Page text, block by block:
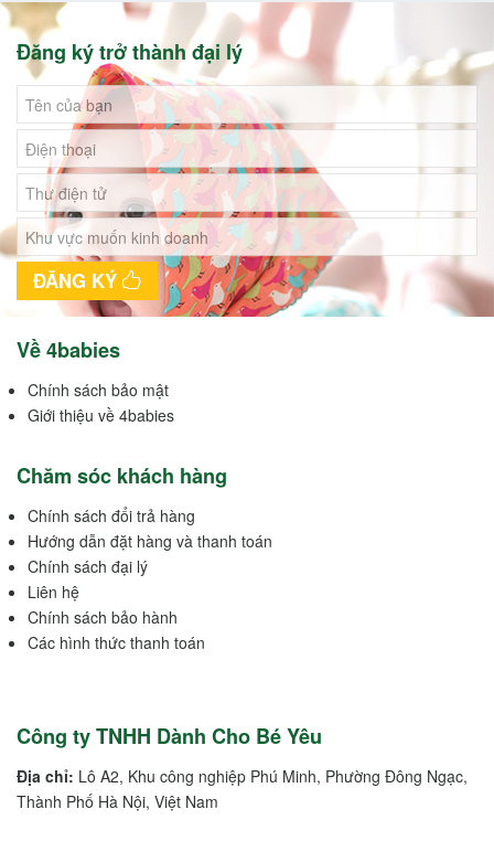
Đăng ký trở thành đại lý
ĐĂNG KÝ
Về 4babies
Chính sách bảo mật
Giới thiệu về 4babies
Chăm sóc khách hàng
Chính sách đổi trả hàng
Hướng dẫn đặt hàng và thanh toán
Chính sách đại lý
Liên hệ
Chính sách bảo hành
Các hình thức thanh toán
Công ty TNHH Dành Cho Bé Yêu
Địa chỉ: Lô A2, Khu công nghiệp Phú Minh, Phường Đông Ngạc,
Thành Phố Hà Nội, Việt Nam